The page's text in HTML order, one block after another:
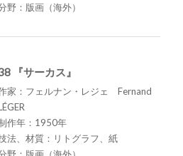
野：版画（海外）
『サーカス』
家：フェルナン・レジェ Fernand
作年：1950年
法、材質：リトグラフ、紙
野：版画（海外）